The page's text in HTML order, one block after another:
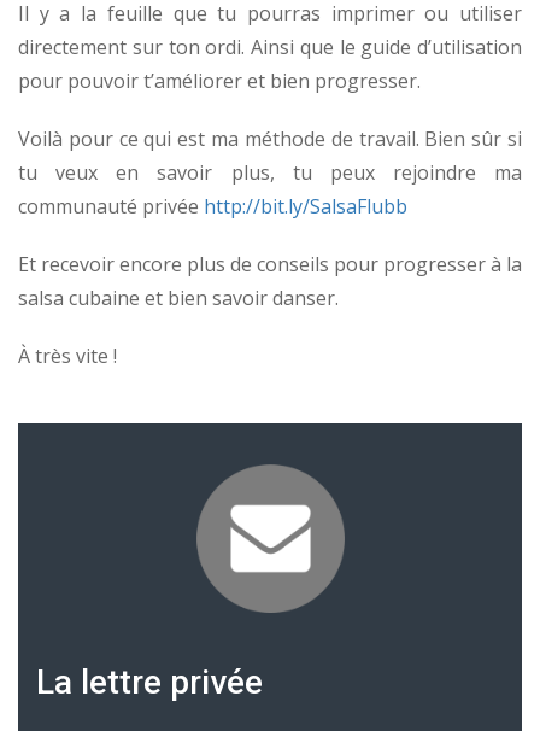
Il y a la feuille que tu pourras imprimer ou utiliser
directement sur ton ordi. Ainsi que le guide d’utilisation
pour pouvoir t’améliorer et bien progresser.
Voilà pour ce qui est ma méthode de travail. Bien sûr si
tu veux en savoir plus, tu peux rejoindre ma
communauté privée http://bit.ly/SalsaFlubb
Et recevoir encore plus de conseils pour progresser à la
salsa cubaine et bien savoir danser.
À très vite !
La lettre privée